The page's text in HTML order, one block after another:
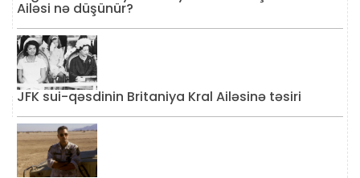
Ailəsi nə düşünür?
JFK sui-qəsdinin Britaniya Kral Ailəsinə təsiri